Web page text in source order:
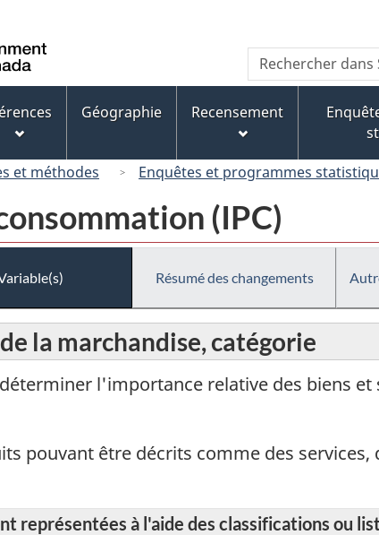
au
contenu
principal
« À
propos
de
ce
version
HTML
simplifiée
Canada
Recherche
Rechercher
dans
Canada
Géographie Recensement
et méthodes Enquêtes et programmes
(IPC)
Résumé des changements
la marchandise, catégorie
l'importance relative des biens
pouvant être décrits comme des services,
représentées à l'aide des classifications ou